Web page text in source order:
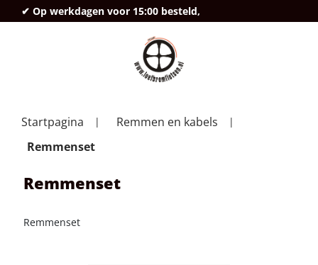
✔ Op werkdagen voor 15:00 besteld,
Startpagina
Remmen en kabels
Remmenset
Remmenset
Remmenset